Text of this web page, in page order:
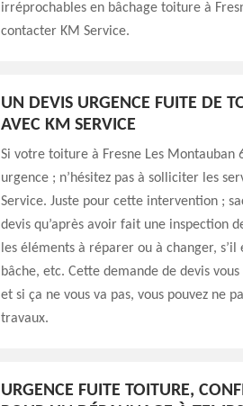
irréprochables en bâchage toiture à
contacter KM Service.
UN DEVIS URGENCE FUITE DE
AVEC KM SERVICE
Si votre toiture à Fresne Les Montauban
urgence ; n’hésitez pas à solliciter les
Service. Juste pour cette intervention ;
devis qu’après avoir fait une inspection
les éléments à réparer ou à changer,
bâche, etc. Cette demande de devis
et si ça ne vous va pas, vous pouvez ne
travaux.
URGENCE FUITE TOITURE,